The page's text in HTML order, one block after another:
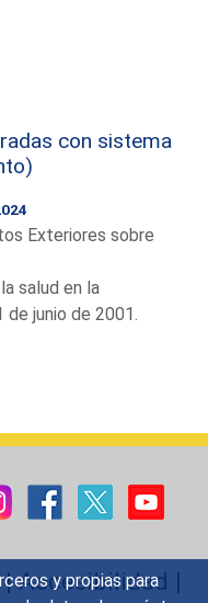
y propias para
con sistema
Exteriores sobre
salud en la
junio de 2001.
|Accesibilidad |